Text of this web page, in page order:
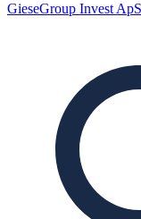
GieseGroup Invest